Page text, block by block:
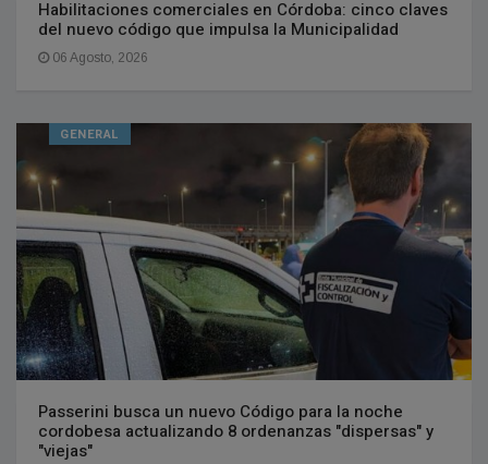
Habilitaciones comerciales en Córdoba: cinco claves
del nuevo código que impulsa la Municipalidad
06 Agosto, 2026
GENERAL
Passerini busca un nuevo Código para la noche
cordobesa actualizando 8 ordenanzas "dispersas" y
"viejas"